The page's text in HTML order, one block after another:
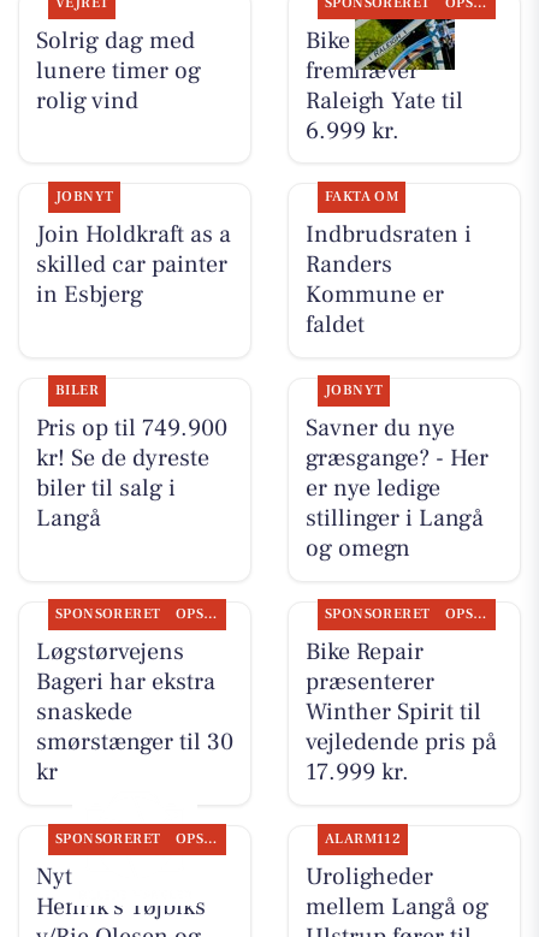
Solrig dag med
lunere timer og
rolig vind
Bike Repair
fremhæver
Raleigh Yate til
6.999 kr.
JOBNYT
Join Holdkraft as a
skilled car painter
in Esbjerg
FAKTA OM
Indbrudsraten i
Randers
Kommune er
faldet
BILER
Pris op til 749.900
kr! Se de dyreste
biler til salg i
Langå
JOBNYT
Savner du nye
græsgange? - Her
er nye ledige
stillinger i Langå
og omegn
SPONSORERET OPSLAGSTAVLEN
Løgstørvejens
Bageri har ekstra
snaskede
smørstænger til 30
kr
SPONSORERET OPSLAGSTAVLEN
Bike Repair
præsenterer
Winther Spirit til
vejledende pris på
17.999 kr.
SPONSORERET OPSLAGSTAVLEN
Nyt fra Rie &
Henrik's Tøjbiks
ALARM112
Uroligheder
mellem Langå og